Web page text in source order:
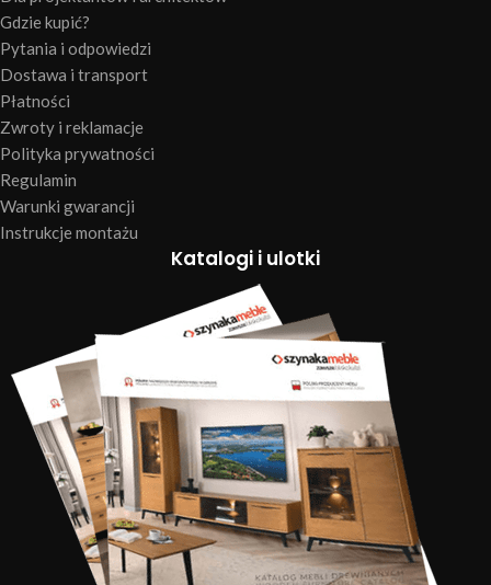
Gdzie kupić?
Pytania i odpowiedzi
Dostawa i transport
Płatności
Zwroty i reklamacje
Polityka prywatności
Regulamin
Warunki gwarancji
Instrukcje montażu
Katalogi i ulotki